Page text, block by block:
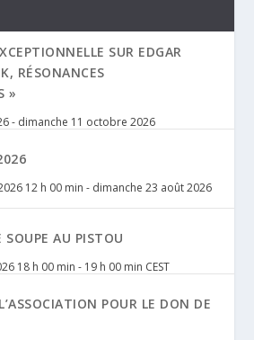
SUR EDGAR
RÉSONANCES
»
- dimanche 11 octobre 2026
12 h 00 min - dimanche 23 août 2026
SOUPE AU PISTOU
18 h 00 min - 19 h 00 min CEST
POUR LE DON DE